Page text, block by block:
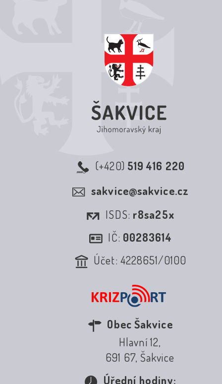
(+420) 519 416 220
sakvice@sakvice.cz
ISDS: r8sa25x
IČ: 00283614
Účet: 4228651/0100
Obec Šakvice
Hlavní 12,
691 67, Šakvice
Úřední hodiny: